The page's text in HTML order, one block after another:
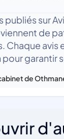
publiés sur
de
Chaque avis
garantir
de